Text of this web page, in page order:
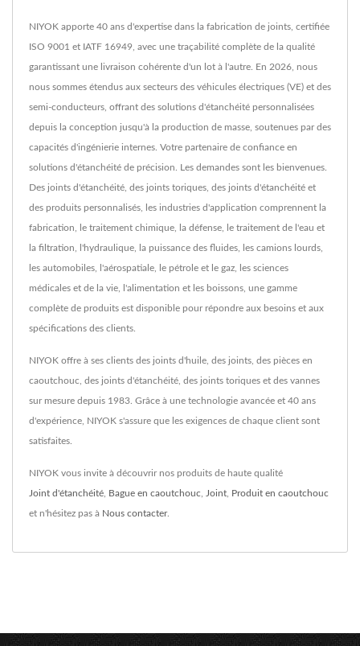
NIYOK apporte 40 ans d'expertise dans la fabrication de joints, certifiée
ISO 9001 et IATF 16949, avec une traçabilité complète de la qualité
garantissant une livraison cohérente d'un lot à l'autre. En 2026, nous
nous sommes étendus aux secteurs des véhicules électriques (VE) et des
semi-conducteurs, offrant des solutions d'étanchéité personnalisées
depuis la conception jusqu'à la production de masse, soutenues par des
capacités d'ingénierie internes. Votre partenaire de confiance en
solutions d'étanchéité de précision. Les demandes sont les bienvenues.
Des joints d'étanchéité, des joints toriques, des joints d'étanchéité et
des produits personnalisés, les industries d'application comprennent la
fabrication, le traitement chimique, la défense, le traitement de l'eau et
la filtration, l'hydraulique, la puissance des fluides, les camions lourds,
les automobiles, l'aérospatiale, le pétrole et le gaz, les sciences
médicales et de la vie, l'alimentation et les boissons, une gamme
complète de produits est disponible pour répondre aux besoins et aux
spécifications des clients.
NIYOK offre à ses clients des joints d'huile, des joints, des pièces en
caoutchouc, des joints d'étanchéité, des joints toriques et des vannes
sur mesure depuis 1983. Grâce à une technologie avancée et 40 ans
d'expérience, NIYOK s'assure que les exigences de chaque client sont
satisfaites.
NIYOK vous invite à découvrir nos produits de haute qualité
Joint d'étanchéité Bague en caoutchouc Joint Produit en caoutchouc
et n'hésitez pas à Nous contacter.